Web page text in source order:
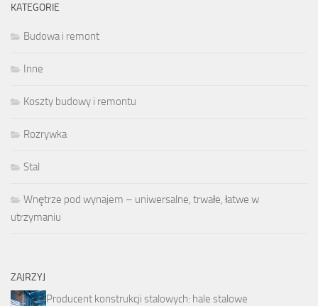
KATEGORIE
Budowa i remont
Inne
Koszty budowy i remontu
Rozrywka
Stal
Wnętrze pod wynajem – uniwersalne, trwałe, łatwe w
utrzymaniu
ZAJRZYJ
Producent konstrukcji stalowych: hale stalowe